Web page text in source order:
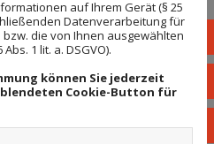
für den Bereich
damit
eingehalten werden
sein, dass wir über die
auf Ihrem Gerät (§ 25
Datenverarbeitung für
die von Ihnen ausgewählten
1 lit. a. DSGVO).
können Sie jederzeit
Cookie-Button für